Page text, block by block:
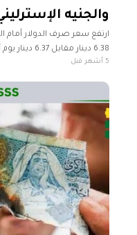
والجنيه
ارتفع سعر صرف الدولار أمام
6.38 دينار
المركزي. وأظهر المركزي5 أشهر قبل